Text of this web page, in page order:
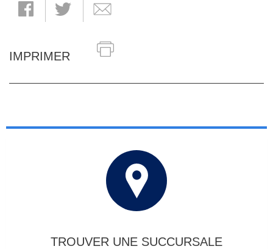
IMPRIMER
TROUVER UNE SUCCURSALE